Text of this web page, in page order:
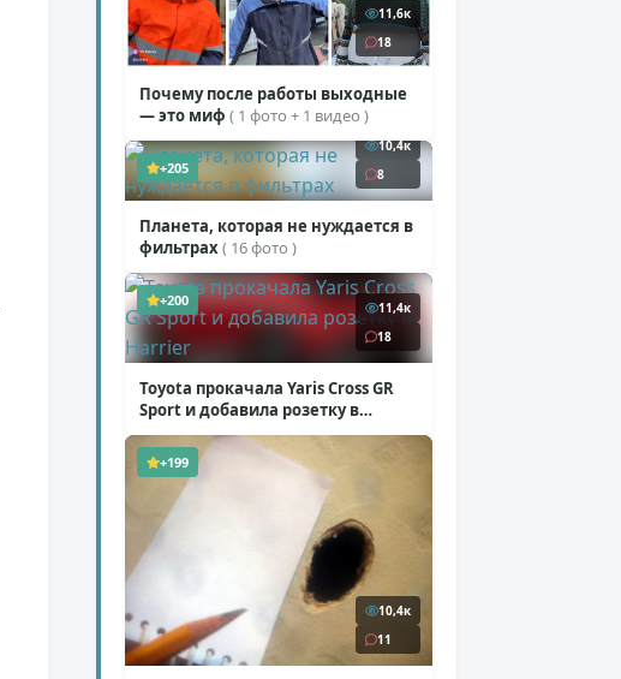
11,6к
18
Почему после работы выходные
— это миф ( 1 фото + 1 видео )
+205
10,4к
8
Планета, которая не нуждается в
фильтрах( 16 фото )
+200
11,4к
18
Toyota прокачала Yaris Cross GR
Sport и добавила розетку в
Harrier( 5 фото )
+199
10,4к
11